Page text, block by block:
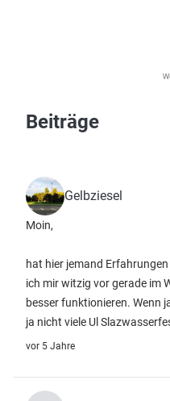
Beiträge
Gelbziesel
Moin,
hat hier jemand
ich mir witzig vor gerade im
besser funktionieren. Wenn
ja nicht viele Ul
vor 5 Jahre